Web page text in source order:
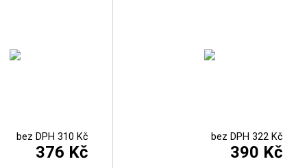
bez DPH 310 Kč
376 Kč
bez DPH 322 Kč
390 Kč